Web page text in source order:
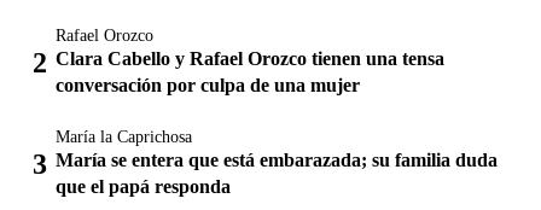
Rafael Orozco
Clara Cabello y Rafael Orozco tienen una tensa
conversación por culpa de una mujer
María la Caprichosa
María se entera que está embarazada; su familia duda
que el papá responda